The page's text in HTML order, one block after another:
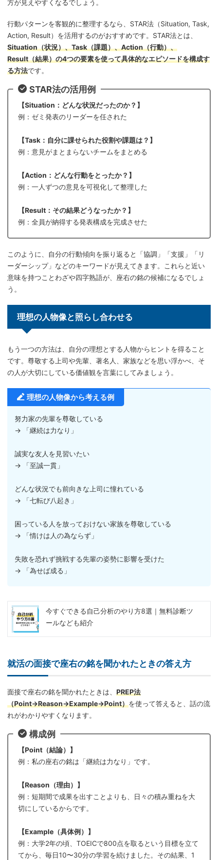
方が見えやすくなるでしょう。
行動パターンを客観的に整理するなら、STAR法（Situation, Task,
Action, Result）を活用するのがおすすめです。STAR法とは、
Situation（状況）、Task（課題）、Action（行動）、
Result（結果）の4つの要素を使って具体的なエピソードを構成す
る方法です。
STAR法の活用例
【Situation：どんな状況だったのか？】
例：ゼミ発表のリーダーを任された
【Task：自分に課せられた役割や課題は？】
例：意見がまとまらないチームをまとめる
【Action：どんな行動をとったか？】
例：一人ずつの意見を可視化して整理した
【Result：その結果どうなったか？】
例：全員が納得する発表構成を完成させた
このように、自分の行動傾向を振り返ると「協調」「支援」「リ
ーダーシップ」などのキーワードが見えてきます。これらと近い
意味を持つことわざや四字熟語が、座右の銘の候補になるでしょ
う。
理想の人物像と照らし合わせる
もう一つの方法は、自分の理想とする人物からヒントを得ること
です。尊敬する上司や先輩、著名人、家族などを思い浮かべ、そ
の人が大切にしている価値観を言葉にしてみましょう。
理想の人物像から考える例
努力家の先輩を尊敬している
→ 「継続は力なり」
誠実な友人を見習いたい
→ 「至誠一貫」
どんな状況でも前向きな上司に憧れている
→ 「七転び八起き」
困っている人を放っておけない家族を尊敬している
→ 「情けは人の為ならず」
失敗を恐れず挑戦する先輩の姿勢に影響を受けた
→ 「為せば成る」
今すぐできる自己分析のやり方8選｜無料診断ツ
ールなども紹介
就活の面接で座右の銘を聞かれたときの答え方
面接で座右の銘を聞かれたときは、 PREP法
（Point→Reason→Example→Point）を使って答えると、話の流
れがわかりやすくなります。
構成例
【Point（結論）】
例：私の座右の銘は「継続は力なり」です。
【Reason（理由）】
例：短期間で成果を出すことよりも、日々の積み重ねを大
切にしているからです。
【Example（具体例）】
例：大学2年の頃、TOEICで800点を取るという目標を立て
てから、毎日10〜30分の学習を続けました。その結果、1